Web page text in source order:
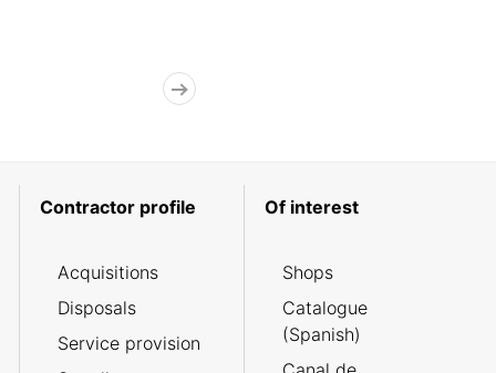
Contractor profile
Acquisitions
Disposals
Service provision
Of interest
Shops
Catalogue
(Spanish)